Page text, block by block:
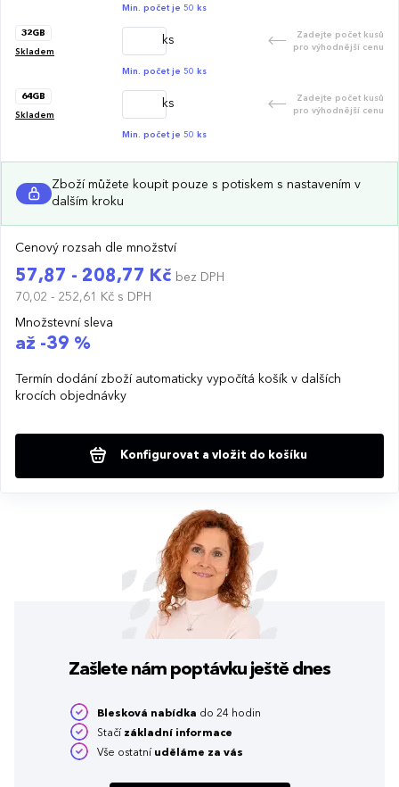
Min. počet je 50 ks
32GB
Skladem
ks
Zadejte počet kusů
pro výhodnější cenu
Min. počet je 50 ks
64GB
Skladem
ks
Zadejte počet kusů
pro výhodnější cenu
Min. počet je 50 ks
Zboží můžete koupit pouze s potiskem s nastavením v
dalším kroku
Cenový rozsah dle množství
57,87 - 208,77 Kč bez DPH
70,02 - 252,61 Kč s DPH
Množstevní sleva
až -39 %
Termín dodání zboží automaticky vypočítá košík v dalších
krocích objednávky
Konfigurovat a vložit do košíku
Zašlete nám poptávku ještě dnes
Blesková nabídka do 24 hodin
Stačí základní informace
Vše ostatní uděláme za vás